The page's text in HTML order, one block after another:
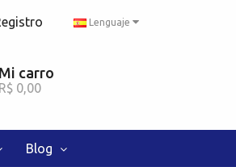
Lenguaje
Mi carro
R$ 0,00
Blog